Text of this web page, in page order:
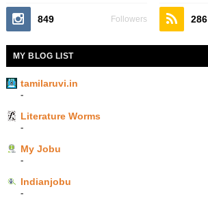
849 Followers 286
MY BLOG LIST
tamilaruvi.in
-
Literature Worms
-
My Jobu
-
Indianjobu
-